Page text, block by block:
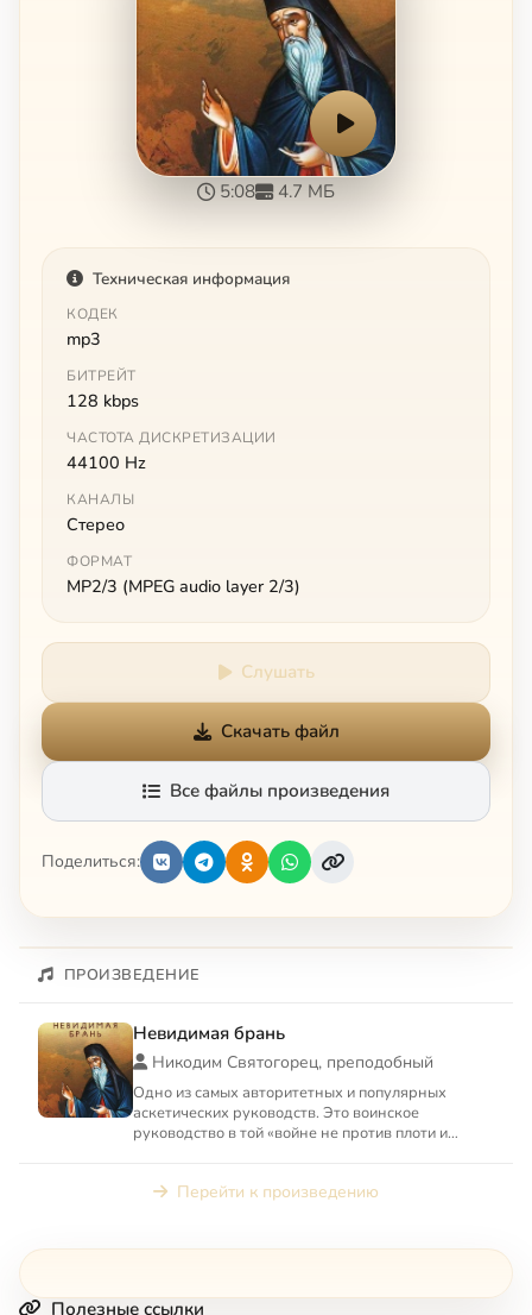
5:08 4.7 МБ
Техническая информация
КОДЕК
mp3
БИТРЕЙТ
128 kbps
ЧАСТОТА ДИСКРЕТИЗАЦИИ
44100 Hz
КАНАЛЫ
Стерео
ФОРМАТ
MP2/3 (MPEG audio layer 2/3)
Слушать
Скачать файл
Все файлы произведения
Поделиться:
ПРОИЗВЕДЕНИЕ
Невидимая брань
Никодим Святогорец, преподобный
Одно из самых авторитетных и популярных
аскетических руководств. Это воинское
руководство в той «войне не против плоти и
Перейти к произведению
Полезные ссылки